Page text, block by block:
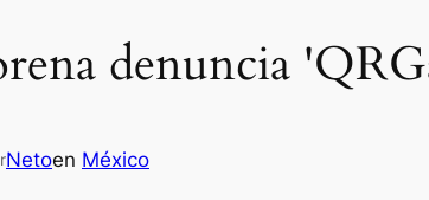
denuncia
Netoen México